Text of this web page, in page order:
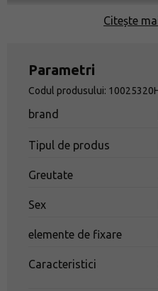
Citește
Parametri
Codul produsului:
brand
Tipul de produs
Greutate
Sex
elemente de fixare
Caracteristici